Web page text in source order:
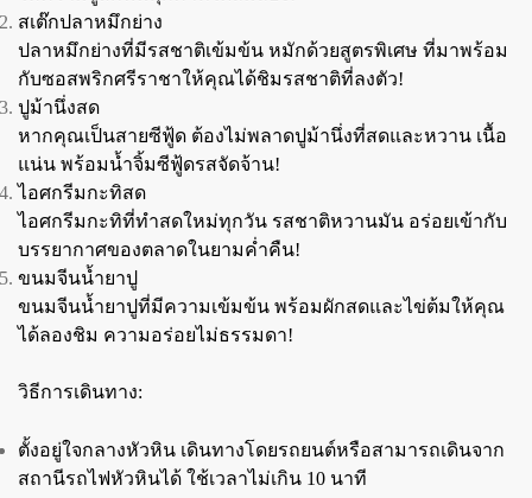
สเต๊กปลาหมึกย่าง
ปลาหมึกย่างที่มีรสชาติเข้มข้น หมักด้วยสูตรพิเศษ ที่มาพร้อม
กับซอสพริกศรีราชาให้คุณได้ชิมรสชาติที่ลงตัว!
ปูม้านึ่งสด
หากคุณเป็นสายซีฟู้ด ต้องไม่พลาดปูม้านึ่งที่สดและหวาน เนื้อ
แน่น พร้อมน้ำจิ้มซีฟู้ดรสจัดจ้าน!
ไอศกรีมกะทิสด
ไอศกรีมกะทิที่ทำสดใหม่ทุกวัน รสชาติหวานมัน อร่อยเข้ากับ
บรรยากาศของตลาดในยามค่ำคืน!
ขนมจีนน้ำยาปู
ขนมจีนน้ำยาปูที่มีความเข้มข้น พร้อมผักสดและไข่ต้มให้คุณ
ได้ลองชิม ความอร่อยไม่ธรรมดา!
วิธีการเดินทาง:
ตั้งอยู่ใจกลางหัวหิน เดินทางโดยรถยนต์หรือสามารถเดินจาก
สถานีรถไฟหัวหินได้ ใช้เวลาไม่เกิน 10 นาที